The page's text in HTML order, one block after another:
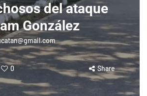
del ataque
González
0 Share